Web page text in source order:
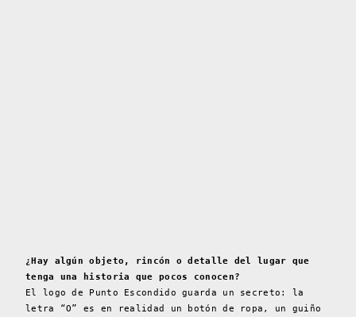
¿Hay algún objeto, rincón o detalle del lugar que
tenga una historia que pocos conocen?
El logo de Punto Escondido guarda un secreto: la
letra “O” es en realidad un botón de ropa, un guiño